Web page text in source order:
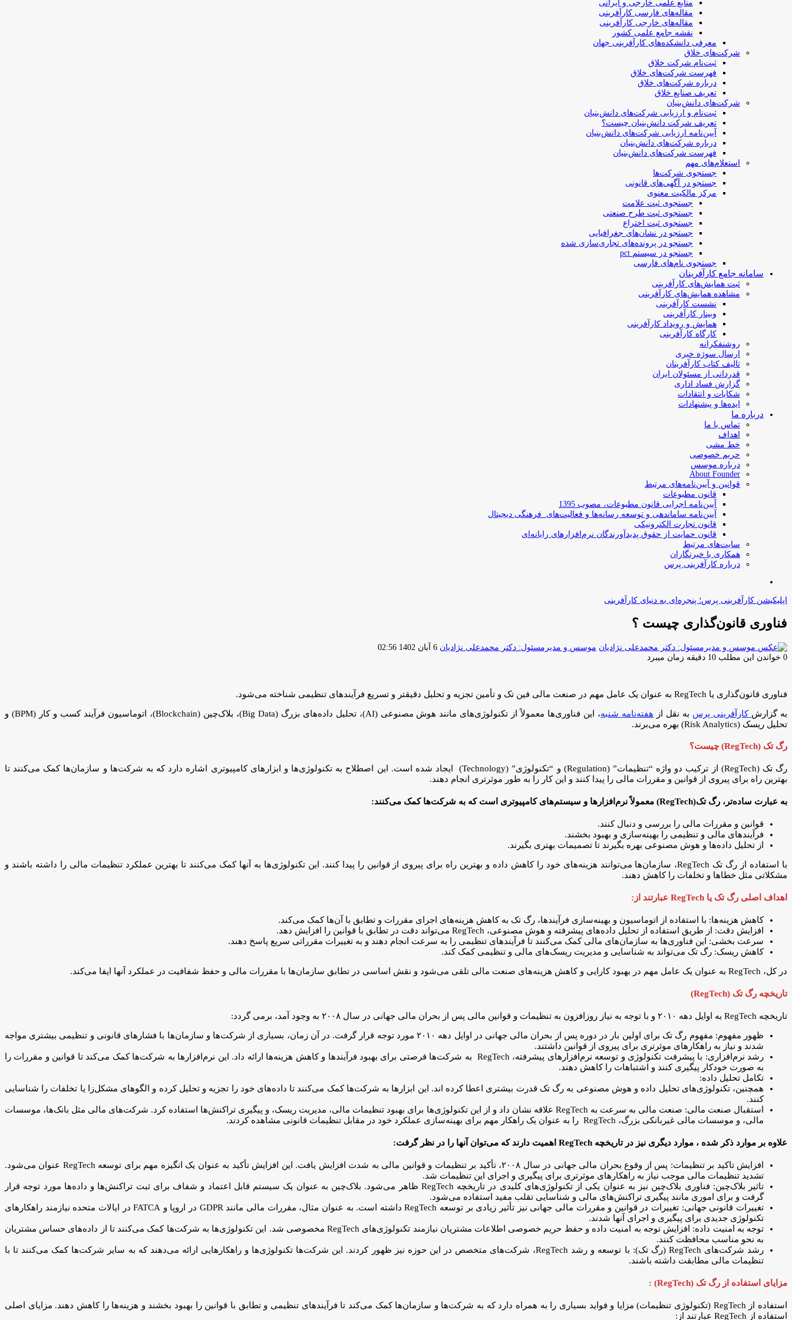
منابع علمی خارجی و ایرانی
مقاله‌های فارسی کارآفرینی
مقاله‌های خارجی کارآفرینی
نقشه جامع علمی کشور
معرفی دانشکده‌های کارآفرینی جهان
شرکت‌های خلاق
ثبت‌نام شرکت خلاق
فهرست شرکت‌های خلاق
درباره شرکت‌های خلاق
تعریف صنایع خلاق
شرکت‌های دانش‌بنیان
ثبت‌نام و ارزیابی شرکت‌های دانش‌بنیان
تعریف شرکت دانش‌بنیان چیست؟
آیین‌نامه ارزیابی شرکت‌های دانش‌بنیان
درباره شرکت‌های دانش‌بنیان
فهرست شرکت‌های دانش‌بنیان
استعلام‌های مهم
جستجوی شرکت‌ها
جستجو در آگهی‌های قانونی
مرکز مالکیت معنوی
جستجوی ثبت علامت
جستجوی ثبت طرح صنعتی
جستجوی ثبت اختراع
جستجو در نشان‌های جغرافیایی
جستجو در پرونده‌های تجاری‌سازی شده
جستجو در سیستم pct
جستجوی نام‌های فارسی
سامانه جامع کارآفرینان
ثبت همایش‌های کارآفرینی
مشاهده همایش‌های کارآفرینی
نشست کارآفرینی
وبینار کارآفرینی
همایش و رویداد کارآفرینی
کارگاه کارآفرینی
روشنفکرانه
ارسال سوژه‌ خبری
تالیف کتاب کارآفرینان
قدردانی از مسئولان ایران
گزارش فساد اداری
شکایات و انتقادات
ایده‌ها و پیشنهادات
درباره ما
تماس با ما
اهداف
خط مشی
حریم خصوصی
درباره موسس
About Founder
قوانین و آیین‌نامه‌های مرتبط
‌قانون مطبوعات
آیین‌نامه اجرایی قانون مطبوعات، مصوب 1395
آیین‌نامه سامان­دهی و توسعه رسانه­‌ها و فعالیت‌­های فرهنگی دیجیتال
قانون تجارت الکترونیکی
قانون حمایت از حقوق پدیدآورندگان نرم‌افزارهای رایانه‌ای
سایت‌های مرتبط
همکاری با خبرنگاران
درباره کارآفرینی پرس
اپلیکیشن کارآفرینی پرس؛ پنجره‌ای به دنیای کارآفرینی
فناوری قانون‌گذاری چیست ؟
موسس و مدیرمسئول: دکتر محمدعلی نژادیان ارسال
6 آبان 1402 02:56
0 خواندن این مطلب 10 دقیقه زمان میبرد
فناوری قانون‌گذاری یا RegTech به عنوان یک عامل مهم در صنعت مالی فین تک و تأمین تجزیه و تحلیل دقیقتر و تسریع فرآیندهای تنظیمی شناخته می‌شود.
به گزارش کارآفرینی پرس به نقل از هفته‌نامه شنبه
، این فناوری‌ها معمولاً از تکنولوژی‌های مانند هوش مصنوعی (AI)، تحلیل داده‌های بزرگ (Big Data)، بلاک‌چین (Blockchain)، اتوماسیون فرآیند کسب و کار (BPM) و
تحلیل ریسک (Risk Analytics) بهره می‌برند.
رگ تک (RegTech) چیست؟
رگ تک (RegTech) از ترکیب دو واژه “تنظیمات” (Regulation) و “تکنولوژی” (Technology) ایجاد شده است. این اصطلاح به تکنولوژی‌ها و ابزارهای کامپیوتری اشاره دارد که به شرکت‌ها و سازمان‌ها کمک می‌کنند تا
بهترین راه برای پیروی از قوانین و مقررات مالی را پیدا کنند و این کار را به طور موثرتری انجام دهند.
به عبارت ساده‌تر، رگ تک(RegTech) معمولاً نرم‌افزارها و سیستم‌های کامپیوتری است که به شرکت‌ها کمک می‌کنند:
قوانین و مقررات مالی را بررسی و دنبال کنند.
فرآیندهای مالی و تنظیمی را بهینه‌سازی و بهبود بخشند.
از تحلیل داده‌ها و هوش مصنوعی بهره بگیرند تا تصمیمات بهتری بگیرند.
با استفاده از رگ تک RegTech، سازمان‌ها می‌توانند هزینه‌های خود را کاهش داده و بهترین راه برای پیروی از قوانین را پیدا کنند. این تکنولوژی‌ها به آنها کمک می‌کنند تا بهترین عملکرد تنظیمات مالی را داشته باشند و
مشکلاتی مثل خطاها و تخلفات را کاهش دهند.
اهداف اصلی رگ تک یا RegTech عبارتند از:
کاهش هزینه‌ها: با استفاده از اتوماسیون و بهینه‌سازی فرآیندها، رگ تک به کاهش هزینه‌های اجرای مقررات و تطابق با آن‌ها کمک می‌کند.
افزایش دقت: از طریق استفاده از تحلیل داده‌های پیشرفته و هوش مصنوعی، RegTech می‌تواند دقت در تطابق با قوانین را افزایش دهد.
سرعت بخشی: این فناوری‌ها به سازمان‌های مالی کمک می‌کنند تا فرآیندهای تنظیمی را به سرعت انجام دهند و به تغییرات مقرراتی سریع پاسخ دهند.
کاهش ریسک: رگ تک می‌تواند به شناسایی و مدیریت ریسک‌های مالی و تنظیمی کمک کند.
در کل، RegTech به عنوان یک عامل مهم در بهبود کارایی و کاهش هزینه‌های صنعت مالی تلقی می‌شود و نقش اساسی در تطابق سازمان‌ها با مقررات مالی و حفظ شفافیت در عملکرد آنها ایفا می‌کند.
تاریخچه رگ تک (RegTech)
تاریخچه RegTech به اوایل دهه ۲۰۱۰ و با توجه به نیاز روزافزون به تنظیمات و قوانین مالی پس از بحران مالی جهانی در سال ۲۰۰۸ به وجود آمد، برمی گردد:
ظهور مفهوم: مفهوم رگ تک برای اولین بار در دوره پس از بحران مالی جهانی در اوایل دهه ۲۰۱۰ مورد توجه قرار گرفت. در آن زمان، بسیاری از شرکت‌ها و سازمان‌ها با فشارهای قانونی و تنظیمی بیشتری مواجه
شدند و نیاز به راهکارهای موثرتری برای پیروی از قوانین داشتند.
رشد نرم‌افزاری: با پیشرفت تکنولوژی و توسعه نرم‌افزارهای پیشرفته، RegTech به شرکت‌ها فرصتی برای بهبود فرآیندها و کاهش هزینه‌ها ارائه داد. این نرم‌افزارها به شرکت‌ها کمک می‌کند تا قوانین و مقررات را
به صورت خودکار پیگیری کنند و اشتباهات را کاهش دهند.
تکامل تحلیل داده:
همچنین، تکنولوژی‌های تحلیل داده و هوش مصنوعی به رگ تک قدرت بیشتری اعطا کرده اند. این ابزارها به شرکت‌ها کمک می‌کنند تا داده‌های خود را تجزیه و تحلیل کرده و الگوهای مشکل‌زا یا تخلفات را شناسایی
کنند.
استقبال صنعت مالی: صنعت مالی به سرعت به RegTech علاقه نشان داد و از این تکنولوژی‌ها برای بهبود تنظیمات مالی، مدیریت ریسک، و پیگیری تراکنش‌ها استفاده کرد. شرکت‌های مالی مثل بانک‌ها، موسسات
مالی، و موسسات مالی غیربانکی بزرگ، RegTech را به عنوان یک راهکار مهم برای بهینه‌سازی عملکرد خود در مقابل تنظیمات قانونی مشاهده کردند.
علاوه بر موارد ذکر شده ، موارد دیگری نیز در تاریخچه RegTech اهمیت دارند که می‌توان آنها را در نظر گرفت:
افزایش تاکید بر تنظیمات: پس از وقوع بحران مالی جهانی در سال ۲۰۰۸، تأکید بر تنظیمات و قوانین مالی به شدت افزایش یافت. این افزایش تأکید به عنوان یک انگیزه مهم برای توسعه RegTech عنوان می‌شود.
تشدید تنظیمات مالی موجب نیاز به راهکارهای موثرتری برای پیگیری و اجرای این تنظیمات شد.
تاثیر بلاک‌چین: فناوری بلاک‌چین نیز به عنوان یکی از تکنولوژی‌های کلیدی در تاریخچه RegTech ظاهر می‌شود. بلاک‌چین به عنوان یک سیستم قابل اعتماد و شفاف برای ثبت تراکنش‌ها و داده‌ها مورد توجه قرار
گرفت و برای اموری مانند پیگیری تراکنش‌های مالی و شناسایی تقلب مفید استفاده می‌شود.
تغییرات قانونی جهانی: تغییرات در قوانین و مقررات مالی جهانی نیز تأثیر زیادی بر توسعه RegTech داشته است. به عنوان مثال، مقررات مالی مانند GDPR در اروپا و FATCA در ایالات متحده نیازمند راهکارهای
تکنولوژی جدیدی برای پیگیری و اجرای آنها شدند.
توجه به امنیت داده: افزایش توجه به امنیت داده و حفظ حریم خصوصی اطلاعات مشتریان نیازمند تکنولوژی‌های RegTech مخصوصی شد. این تکنولوژی‌ها به شرکت‌ها کمک می‌کنند تا از داده‌های حساس مشتریان
به نحو مناسب محافظت کنند.
رشد شرکت‌های RegTech (رگ تک): با توسعه و رشد RegTech، شرکت‌های متخصص در این حوزه نیز ظهور کردند. این شرکت‌ها تکنولوژی‌ها و راهکارهایی ارائه می‌دهند که به سایر شرکت‌ها کمک می‌کنند تا با
تنظیمات مالی مطابقت داشته باشند.
مزایای استفاده از رگ تک (RegTech) :
استفاده از RegTech (تکنولوژی تنظیمات) مزایا و فواید بسیاری را به همراه دارد که به شرکت‌ها و سازمان‌ها کمک می‌کند تا فرآیندهای تنظیمی و تطابق با قوانین را بهبود بخشند و هزینه‌ها را کاهش دهند. مزایای اصلی
استفاده از RegTech عبارتند از: